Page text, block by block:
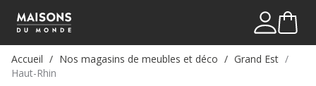
Mon
Me
Accueil Nos magasins de meubles et déco
Grand Est
Haut-Rhin